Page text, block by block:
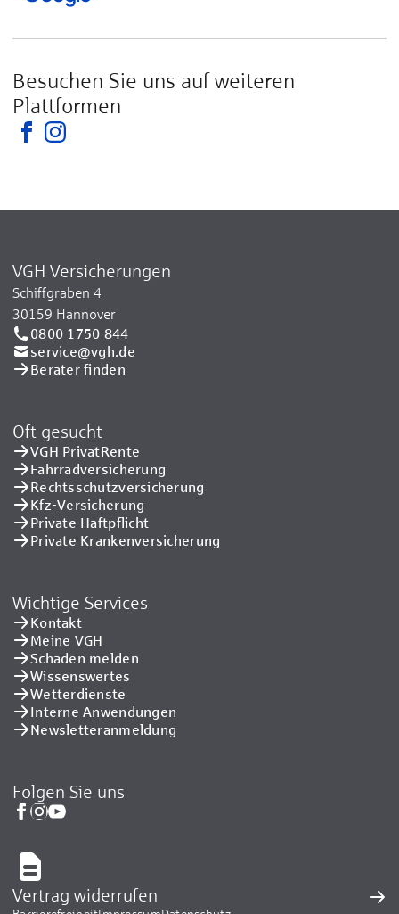
Besuchen Sie uns auf weiteren
Plattformen
VGH Versicherungen
Schiffgraben 4
30159 Hannover
0800 1750 844
service@vgh.de
Berater finden
Oft gesucht
VGH PrivatRente
Fahrradversicherung
Rechtsschutzversicherung
Kfz-Versicherung
Private Haftpflicht
Private Kranken­versicherung
Wichtige Services
Kontakt
Meine VGH
Schaden melden
Wissenswertes
Wetterdienste
Interne Anwendungen
Newsletteranmeldung
Folgen Sie uns
Vertrag widerrufen